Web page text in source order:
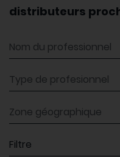
distributeurs
Nom du professionnel
Type de profesionnel
Zone géographique
Matériel